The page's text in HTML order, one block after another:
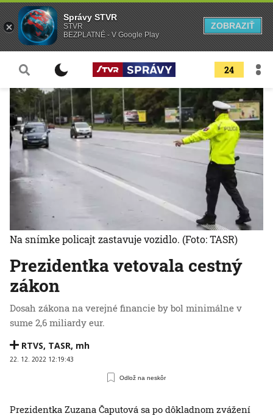
24
Prezidentka vetovala cestný
zákon
Dosah zákona na verejné financie by bol minimálne v
sume 2,6 miliardy eur.
RTVS, TASR, mh
22. 12. 2022 12:19:43
Odlož na neskôr
Na snímke policajt zastavuje vozidlo. (Foto: TASR)
Prezidentka Zuzana Čaputová sa po dôkladnom zvážení
Správy STVR
STVR
BEZPLATNÉ - V Google Play
ZOBRAZIŤ